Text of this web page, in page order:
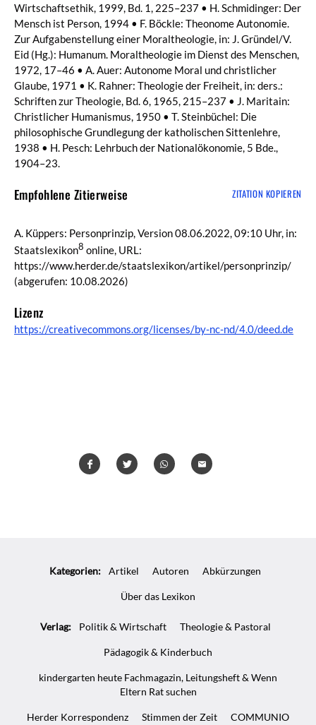
Wirtschaftsethik, 1999, Bd. 1, 225–237 • H. Schmidinger: Der
Mensch ist Person, 1994 • F. Böckle: Theonome Autonomie.
Zur Aufgabenstellung einer Moraltheologie, in: J. Gründel/V.
Eid (Hg.): Humanum. Moraltheologie im Dienst des Menschen,
1972, 17–46 • A. Auer: Autonome Moral und christlicher
Glaube, 1971 • K. Rahner: Theologie der Freiheit, in: ders.:
Schriften zur Theologie, Bd. 6, 1965, 215–237 • J. Maritain:
Christlicher Humanismus, 1950 • T. Steinbüchel: Die
philosophische Grundlegung der katholischen Sittenlehre,
1938 • H. Pesch: Lehrbuch der Nationalökonomie, 5 Bde.,
1904–23.
Empfohlene Zitierweise ZITATION KOPIEREN
A. Küppers: Personprinzip, Version 08.06.2022, 09:10 Uhr, in:
Staatslexikon8 online, URL:
https://www.herder.de/staatslexikon/artikel/personprinzip/
(abgerufen: 10.08.2026)
Lizenz
https://creativecommons.org/licenses/by-nc-nd/4.0/deed.de
InfosKategorien: Artikel Autoren Abkürzungen
Über das Lexikon
Verlag: Politik & Wirtschaft Theologie & Pastoral
Pädagogik & Kinderbuch
kindergarten heute Fachmagazin, Leitungsheft & Wenn
Eltern Rat suchen
Herder Korrespondenz Stimmen der Zeit COMMUNIO